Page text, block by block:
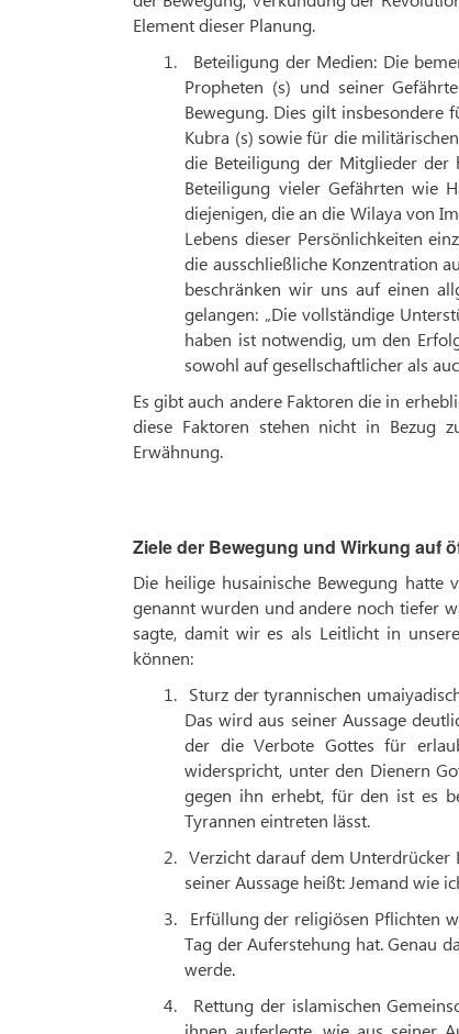
Element dieser Planung.
1.
Beteiligung der Medien: Die
Propheten (s) und seiner
Bewegung. Dies gilt insbesondere
Kubra (s) sowie für die
die Beteiligung der Mitglieder der
Beteiligung vieler Gefährten wie
diejenigen, die an die Wilaya von
Lebens dieser Persönlichkeiten
die ausschließliche Konzentration
beschränken wir uns auf einen
gelangen: „Die vollständige
haben ist notwendig, um den
sowohl auf gesellschaftlicher als
Es gibt auch andere Faktoren die in
diese Faktoren stehen nicht in Bezug
Erwähnung.
Ziele der Bewegung und Wirkung auf
Die heilige husainische Bewegung
genannt wurden und andere noch tiefer
sagte, damit wir es als Leitlicht in
können:
1. Sturz der tyrannischen
Das wird aus seiner Aussage
der die Verbote Gottes für
widerspricht, unter den Dienern
gegen ihn erhebt, für den ist es
Tyrannen eintreten lässt.
2. Verzicht darauf dem Unterdrücker
seiner Aussage heißt: Jemand wie
3.
Erfüllung der religiösen Pflichten
Tag der Auferstehung hat. Genau
werde.
4.
Rettung der islamischen